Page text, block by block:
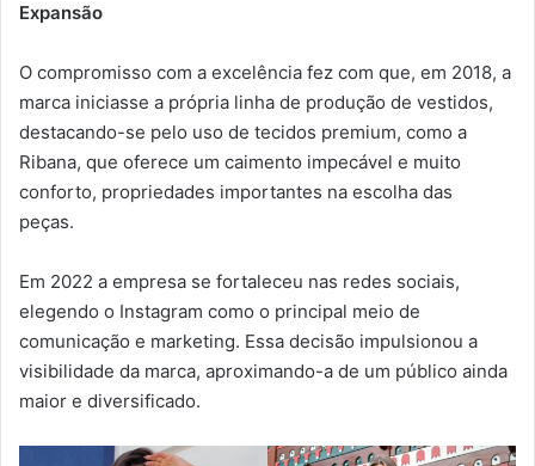
Expansão
O compromisso com a excelência fez com que, em 2018, a
marca iniciasse a própria linha de produção de vestidos,
destacando-se pelo uso de tecidos premium, como a
Ribana, que oferece um caimento impecável e muito
conforto, propriedades importantes na escolha das
peças.
Em 2022 a empresa se fortaleceu nas redes sociais,
elegendo o Instagram como o principal meio de
comunicação e marketing. Essa decisão impulsionou a
visibilidade da marca, aproximando-a de um público ainda
maior e diversificado.